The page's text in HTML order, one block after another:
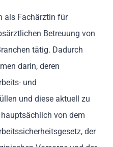
als Fachärztin für
Betreuung von
tätig. Dadurch
darin, deren
und
und diese aktuell zu
von dem
der